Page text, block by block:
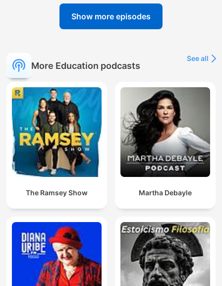
Show more episodes
More Education podcasts
See all
The Ramsey Show Martha Debayle